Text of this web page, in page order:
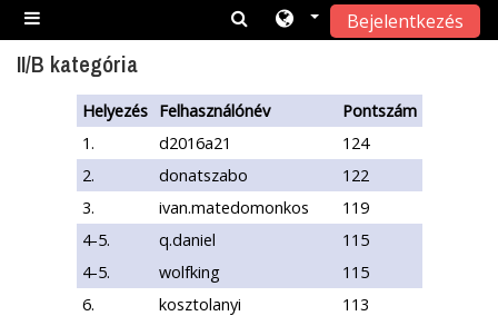
Tovább a fő tartalomhoz
Oldalpanel
Bejelentkezés
II/B kategória
Helyezés Felhasználónév
Pontszám
1.
d2016a21
124
2.
donatszabo
122
3.
ivan.matedomonkos
119
4-5.
q.daniel
115
4-5.
wolfking
115
6.
kosztolanyi
113